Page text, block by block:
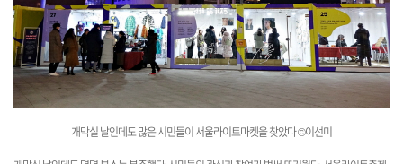
개막실 날인데도 많은시민들이 서울라이트마켓을 찾았다©이선미